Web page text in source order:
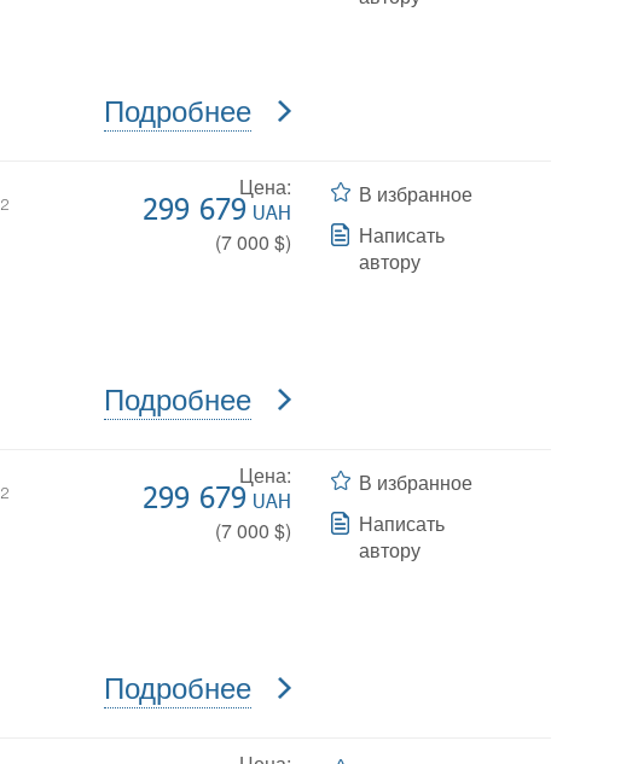
Подробнее
2
Цена:
299 679 UAH
(7 000 $)
Подробнее
В избранное
Написать
автору
2
Цена:
299 679 UAH
(7 000 $)
Подробнее
В избранное
Написать
автору